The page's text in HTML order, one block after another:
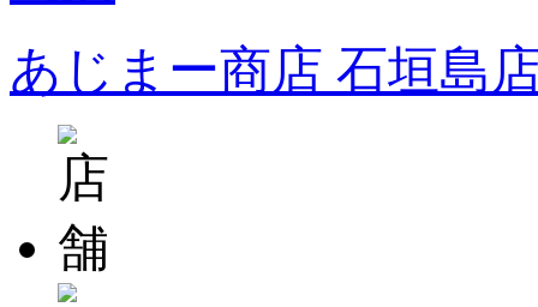
あじまー商店 石垣島